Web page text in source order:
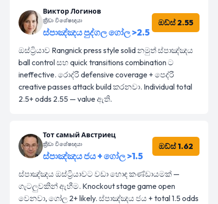
Виктор Логинов
ක්‍රීඩා විශේෂඥයා
ස්පාඤ්ඤය පුද්ගල ගෝල >2.5
ඔඩ්ස් 2.55
ඔස්ට්‍රියාව Rangnick press style solid නමුත් ස්පාඤ්ඤය
ball control සහ quick transitions combination ට
ineffective. රොද්රී defensive coverage + පෙද්රී
creative passes attack build කරනවා. Individual total
2.5+ odds 2.55 — value ඇති.
Тот самый Австриец
ක්‍රීඩා විශේෂඥයා
ස්පාඤ්ඤය ජය + ගෝල >1.5
ඔඩ්ස් 1.62
ස්පාඤ්ඤය ඔස්ට්‍රියාවට වඩා හොඳ කණ්ඩායමක් —
ගැටලුවකින් ඇහීම. Knockout stage game open
වෙනවා, ගෝල 2+ likely. ස්පාඤ්ඤය ජය + total 1.5 odds